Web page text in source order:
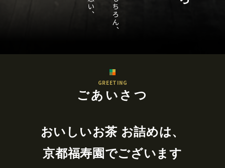
GREETING
ごあいさつ
おいしいお茶 お詰めは、
京都福寿園でございます